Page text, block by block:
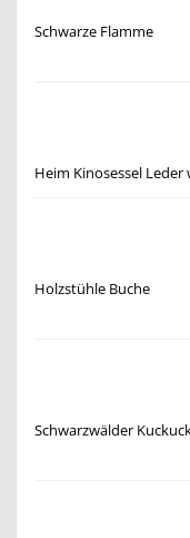
Schwarze Flamme
Heim Kinosessel Leder
Holzstühle Buche
Schwarzwälder